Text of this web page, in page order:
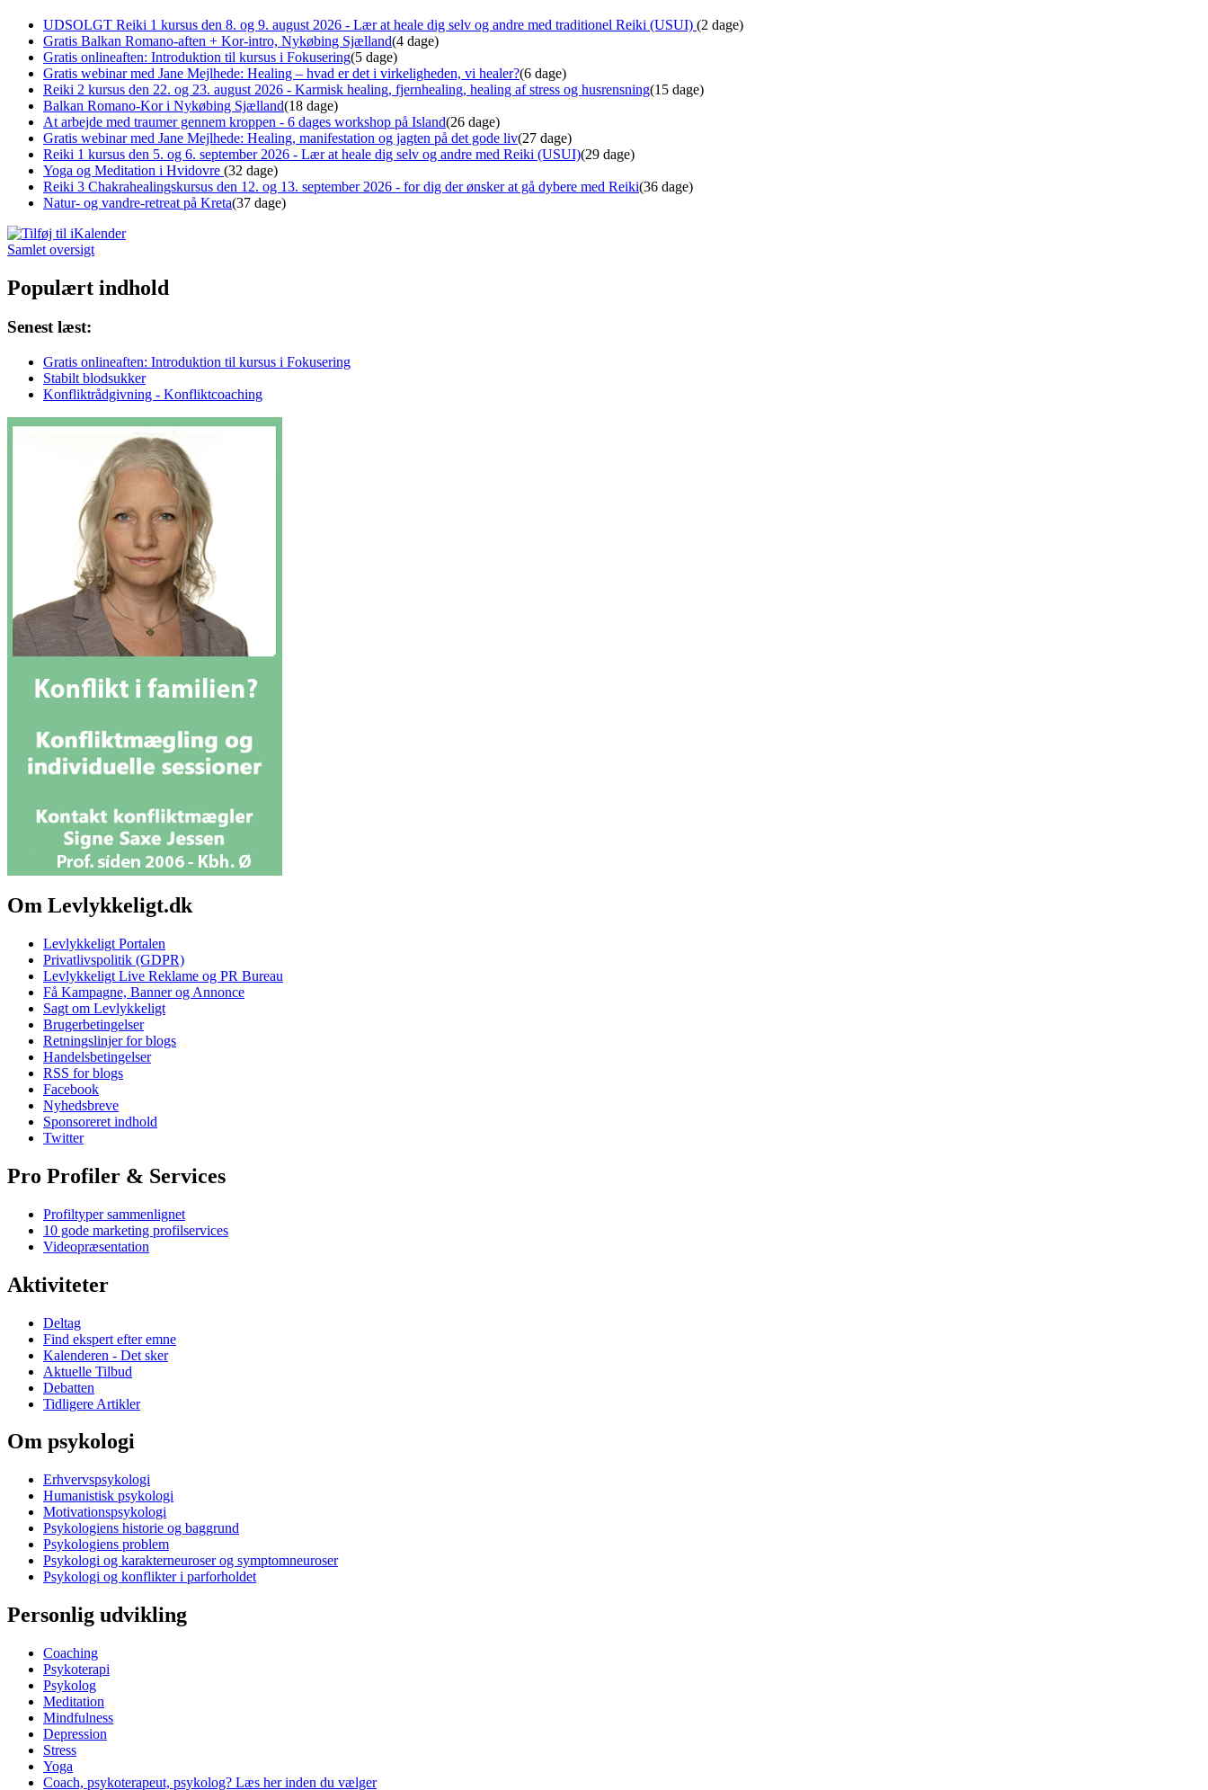
UDSOLGT Reiki 1 kursus den 8. og 9. august 2026 - Lær at heale dig selv og andre med traditionel Reiki (USUI) (2 dage)
Gratis Balkan Romano-aften + Kor-intro, Nykøbing Sjælland(4 dage)
Gratis onlineaften: Introduktion til kursus i Fokusering(5 dage)
Gratis webinar med Jane Mejlhede: Healing – hvad er det i virkeligheden, vi healer?(6 dage)
Reiki 2 kursus den 22. og 23. august 2026 - Karmisk healing, fjernhealing, healing af stress og husrensning(15 dage)
Balkan Romano-Kor i Nykøbing Sjælland(18 dage)
At arbejde med traumer gennem kroppen - 6 dages workshop på Island(26 dage)
Gratis webinar med Jane Mejlhede: Healing, manifestation og jagten på det gode liv(27 dage)
Reiki 1 kursus den 5. og 6. september 2026 - Lær at heale dig selv og andre med Reiki (USUI)(29 dage)
Yoga og Meditation i Hvidovre (32 dage)
Reiki 3 Chakrahealingskursus den 12. og 13. september 2026 - for dig der ønsker at gå dybere med Reiki(36 dage)
Natur- og vandre-retreat på Kreta(37 dage)
Samlet oversigt
Populært indhold
Senest læst:
Gratis onlineaften: Introduktion til kursus i Fokusering
Stabilt blodsukker
Konfliktrådgivning - Konfliktcoaching
Om Levlykkeligt.dk
Levlykkeligt Portalen
Privatlivspolitik (GDPR)
Levlykkeligt Live Reklame og PR Bureau
Få Kampagne, Banner og Annonce
Sagt om Levlykkeligt
Brugerbetingelser
Retningslinjer for blogs
Handelsbetingelser
RSS for blogs
Facebook
Nyhedsbreve
Sponsoreret indhold
Twitter
Pro Profiler & Services
Profiltyper sammenlignet
10 gode marketing profilservices
Videopræsentation
Aktiviteter
Deltag
Find ekspert efter emne
Kalenderen - Det sker
Aktuelle Tilbud
Debatten
Tidligere Artikler
Om psykologi
Erhvervspsykologi
Humanistisk psykologi
Motivationspsykologi
Psykologiens historie og baggrund
Psykologiens problem
Psykologi og karakterneuroser og symptomneuroser
Psykologi og konflikter i parforholdet
Personlig udvikling
Coaching
Psykoterapi
Psykolog
Meditation
Mindfulness
Depression
Stress
Yoga
Coach, psykoterapeut, psykolog? Læs her inden du vælger